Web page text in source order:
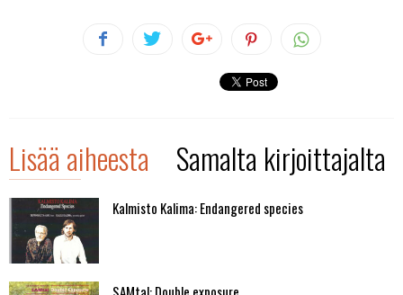
Lisää aiheesta Samalta kirjoittajalta
Kalmisto Kalima: Endangered species